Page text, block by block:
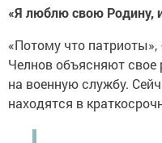
«Я люблю свою Родину,
«Потому что
Челнов объясняют свое
на военную службу.
находятся в